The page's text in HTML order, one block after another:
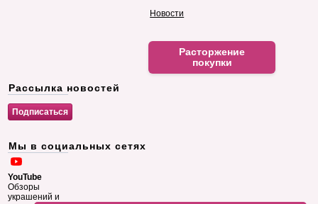
Новости
Расторжение
покупки
Рассылка новостей
Мы в социальных сетях
YouTube
Обзоры
украшений и